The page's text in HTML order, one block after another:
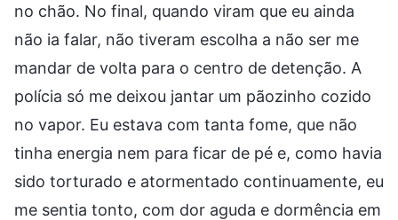
no chão. No final, quando viram que eu ainda
não ia falar, não tiveram escolha a não ser me
mandar de volta para o centro de detenção. A
polícia só me deixou jantar um pãozinho cozido
no vapor. Eu estava com tanta fome, que não
tinha energia nem para ficar de pé e, como havia
sido torturado e atormentado continuamente, eu
me sentia tonto, com dor aguda e dormência em